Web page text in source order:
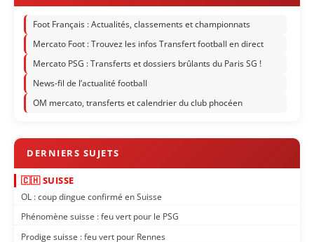
Foot Français : Actualités, classements et championnats
Mercato Foot : Trouvez les infos Transfert football en direct
Mercato PSG : Transferts et dossiers brûlants du Paris SG !
News-fil de l’actualité football
OM mercato, transferts et calendrier du club phocéen
🇨🇭 SUISSE
OL : coup dingue confirmé en Suisse
Phénomène suisse : feu vert pour le PSG
Prodige suisse : feu vert pour Rennes